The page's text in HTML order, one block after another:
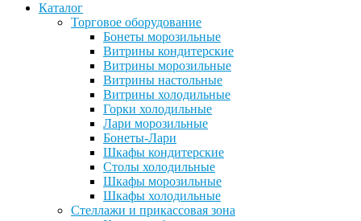
Каталог
Торговое оборудование
Бонеты морозильные
Витрины кондитерские
Витрины морозильные
Витрины настольные
Витрины холодильные
Горки холодильные
Лари морозильные
Бонеты-Лари
Шкафы кондитерские
Столы холодильные
Шкафы морозильные
Шкафы холодильные
Стеллажи и прикассовая зона